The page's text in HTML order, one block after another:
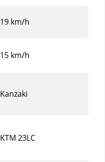
19 km/h
15 km/h
Kanzaki
KTM 23LC